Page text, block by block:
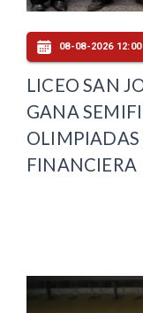
08-08-2026 12:00
LICEO SAN
GANA
FINANCIERA